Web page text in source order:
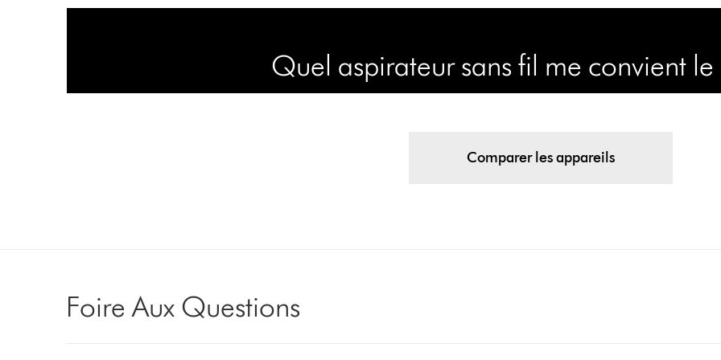
Quel aspirateur sans fil me convient le
Comparer les appareils
Foire Aux Questions